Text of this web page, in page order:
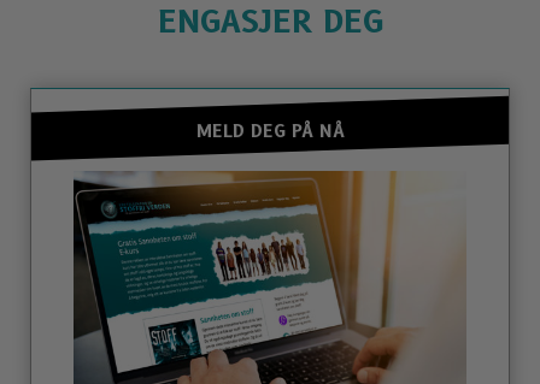
ENGASJER DEG
MELD DEG PÅ NÅ